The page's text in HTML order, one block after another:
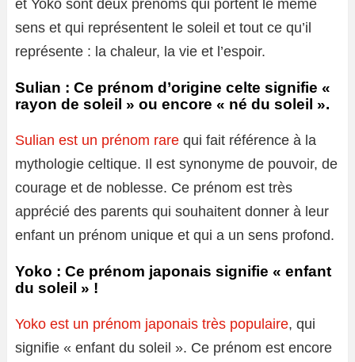
et Yoko sont deux prénoms qui portent le même
sens et qui représentent le soleil et tout ce qu’il
représente : la chaleur, la vie et l’espoir.
Sulian : Ce prénom d’origine celte signifie «
rayon de soleil » ou encore « né du soleil ».
Sulian est un prénom rare qui fait référence à la
mythologie celtique. Il est synonyme de pouvoir, de
courage et de noblesse. Ce prénom est très
apprécié des parents qui souhaitent donner à leur
enfant un prénom unique et qui a un sens profond.
Yoko : Ce prénom japonais signifie « enfant
du soleil » !
Yoko est un prénom japonais très populaire, qui
signifie « enfant du soleil ». Ce prénom est encore